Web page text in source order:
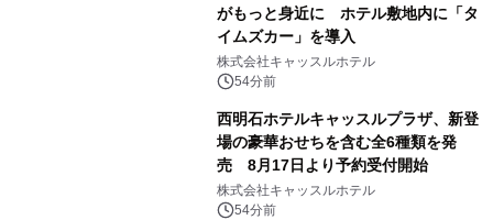
がもっと身近に ホテル敷地内に「タ
イムズカー」を導入
株式会社キャッスルホテル
54分前
西明石ホテルキャッスルプラザ、新登
場の豪華おせちを含む全6種類を発
売 8月17日より予約受付開始
株式会社キャッスルホテル
54分前